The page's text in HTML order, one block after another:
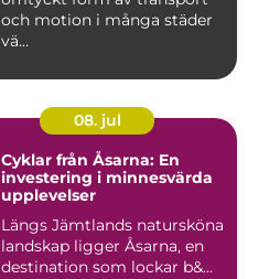
och motion i många städer
vä...
08. jul
Cyklar från Åsarna: En
investering i minnesvärda
upplevelser
Längs Jämtlands natursköna
landskap ligger Åsarna, en
destination som lockar b&...